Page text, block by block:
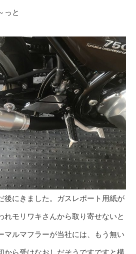
っと
後にきました。ガスレポート用紙が
れモリワキさんから取り寄せないと
マルマフラーが当社には、もう無い
から受けなおしだそうですですと構